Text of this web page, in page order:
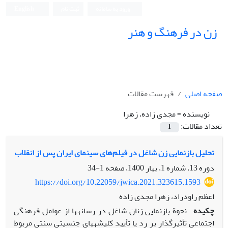
زن در فرهنگ و هنر
صفحه اصلی
فهرست مقالات
نویسنده =مجدی زاده، زهرا
تعداد مقالات:
1
تحلیل بازنمایی زن شاغل در فیلم‌های سینمای ایران پس از انقلاب
دوره 13، شماره 1، بهار 1400، صفحه
1-34
https://doi.org/10.22059/jwica.2021.323615.1593
اعظم راودراد، زهرا مجدی زاده
چکیده نحوة بازنمایی زنان شاغل در رسانه‏ها‏ از عوامل فرهنگی
اجتماعی تأثیرگذار بر رد یا تأیید کلیشه‏های جنسیتی سنتی مربوط